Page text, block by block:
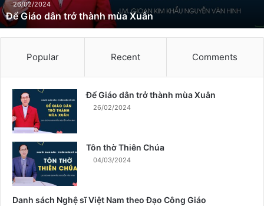
n
t
r
à
26/02/2024
Để Giáo dân trở thành mùa Xuân
Popular Recent Comments
Để Giáo dân trở thành mùa Xuân
26/02/2024
Tôn thờ Thiên Chúa
04/03/2024
Danh sách Nghệ sĩ Việt Nam theo Đạo Công Giáo